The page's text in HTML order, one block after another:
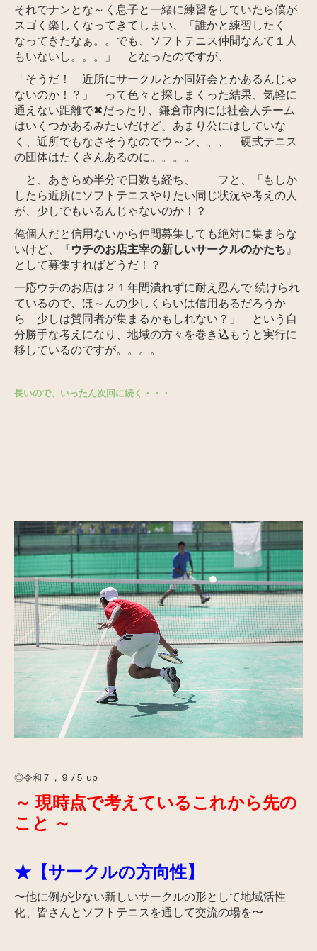
それでナンとな～く息子と一緒に練習をしていたら僕が
スゴく楽しくなってきてしまい、「誰かと練習したく
なってきたなぁ。。でも、ソフトテニス仲間なんて１人
もいないし。。。」 となったのですが、
「そうだ！ 近所にサークルとか同好会とかあるんじゃ
ないのか！？」 って色々と探しまくった結果、気軽に
通えない距離で✖だったり、鎌倉市内には社会人チーム
はいくつかあるみたいだけど、あまり公にはしていな
く、近所でもなさそうなのでウ～ン、、、 硬式テニス
の団体はたくさんあるのに。。。。
と、あきらめ半分で日数も経ち、 フと、「もしか
したら近所にソフトテニスやりたい同じ状況や考えの人
が、少しでもいるんじゃないのか！？
俺個人だと信用ないから仲間募集しても絶対に集まらな
いけど、『ウチのお店主宰の新しいサークルのかたち』
として募集すればどうだ！？
一応ウチのお店は２１年間潰れずに耐え忍んで 続けられ
ているので、ほ～んの少しくらいは信用あるだろうか
ら 少しは賛同者が集まるかもしれない？」 という自
分勝手な考えになり、地域の方々を巻き込もうと実行に
移しているのですが。。。。
長いので、いったん次回に続く・・・
◎令和 ７，９ /５ up
～ 現時点で考えているこれから先の
こと ～
★【サークルの方向性】
〜他に例が少ない新しいサークルの形として地域活性
化、皆さんとソフトテニスを通して交流の場を〜